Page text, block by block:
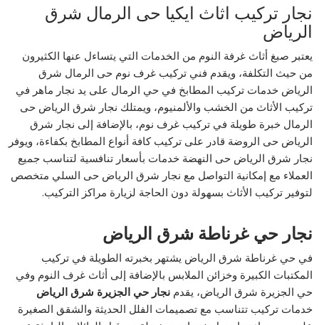
نجار تركيب اثاث ايكيا حى الرمال شرق
الرياض
يعتبر صبغ أثاث غرفة النوم من الخدمات التي يتساءل عنها الكثيرون
من حيث التكلفة، ويقدم فني تركيب غرف نوم حى الرمال شرق
الرياض خدمات تركيب المطابخ في حي الرمال على يد نجار ماهر في
تركيب الأثاث من الخشب والألمنيوم، ويمتلك نجار شرق الرياض حى
الرمال خبرة طويلة في تركيب غرف نوم، بالإضافة إلى نجار شرق
الرياض حى الروضة قادر على تركيب كافة أنواع المطابخ بكفاءة، ويوفر
نجار شرق الرياض حى النهضة خدمات بأسعار تنافسية لتناسب جميع
العملاء مع إمكانية التواصل مع نجار شرق الرياض حى السلي متخصص
لتوفير تركيب الأثاث بسهولة دون الحاجة لزيارة مراكز التركيب.
نجار حي غرناطة شرق الرياض
في حي غرناطة شرق الرياض يشتهر بخبرته الطويلة في تركيب
المكتبات الكبيرة وخزائن الملابس بالإضافة إلى أثاث غرف النوم وفي
حي الجزيرة شرق الرياض، يقدمنجار حي الجزيرة شرق الرياض
خدمات تركيب تتناسب مع تصميمات الفلل الحديثة والشقق الصغيرة